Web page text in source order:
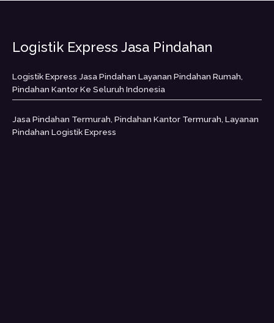
Logistik Express Jasa Pindahan
Logistik Express Jasa Pindahan Layanan Pindahan Rumah,
Pindahan Kantor Ke Seluruh Indonesia
Jasa Pindahan Termurah, Pindahan Kantor Termurah, Layanan
Pindahan Logistik Express